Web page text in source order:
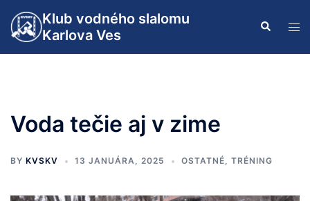
Preskočiť
na
obsah
Klub vodného slalomu
Karlova Ves
Search
Voda tečie aj v zime
BY KVSKV 13 JANUÁRA, 2025 OSTATNÉ, TRÉNING